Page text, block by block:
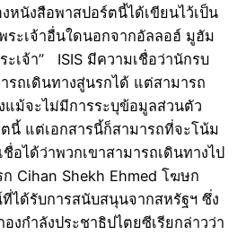
หนังสือพาสปอร์ตนี้ได้เขียนไว้เป็น
ระเจ้าอื่นใดนอกจากอัลลอฮ์ มูฮัม
เจ้า” ISIS มีความเชื่อว่านักรบ
รถเดินทางสู่นรกได้ แต่สามารถ
แม้จะไม่มีการระบุข้อมูลส่วนตัว
นี้ แต่เอกสารนี้ก็สามารถที่จะโน้ม
อได้ว่าพวกเขาสามารถเดินทางไป
Cihan Shekh Ehmed โฆษก
ได้รับการสนับสนุนจากสหรัฐฯ ซึ่ง
งกำลังประชาธิปไตยซีเรียกล่าวว่า